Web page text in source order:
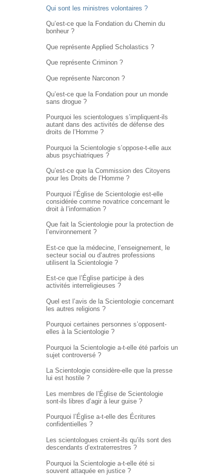
Qui sont les ministres volontaires ?
Qu’est-ce que la Fondation du Chemin du
bonheur ?
Que représente Applied Scholastics ?
Que représente Criminon ?
Que représente Narconon ?
Qu’est-ce que la Fondation pour un monde
sans drogue ?
Pourquoi les scientologues s’impliquent-ils
autant dans des activités de défense des
droits de l’Homme ?
Pourquoi la Scientologie s’oppose-t-elle aux
abus psychiatriques ?
Qu’est-ce que la Commission des Citoyens
pour les Droits de l’Homme ?
Pourquoi l’Église de Scientologie est-elle
considérée comme novatrice concernant le
droit à l’information ?
Que fait la Scientologie pour la protection de
l’environnement ?
Est-ce que la médecine, l’enseignement, le
secteur social ou d’autres professions
utilisent la Scientologie ?
Est-ce que l’Église participe à des
activités interreligieuses ?
Quel est l’avis de la Scientologie concernant
les autres religions ?
Pourquoi certaines personnes s’opposent-
elles à la Scientologie ?
Pourquoi la Scientologie a-t-elle été parfois un
sujet controversé ?
La Scientologie considère-elle que la presse
lui est hostile ?
Les membres de l’Église de Scientologie
sont-ils libres d’agir à leur guise ?
Pourquoi l’Église a-t-elledes Écritures
confidentielles ?
Les scientologues croient-ils qu’ils sont des
descendants d’extraterrestres ?
Pourquoi la Scientologie a-t-elle été si
souvent attaquée en justice ?